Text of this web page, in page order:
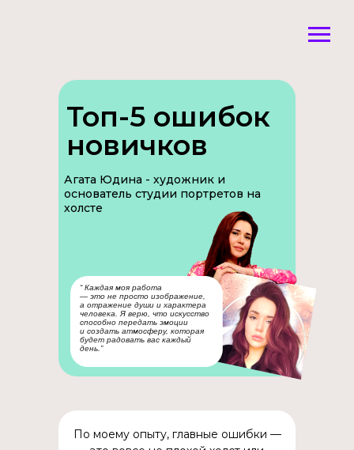
Назад
Топ-5 ошибок
новичков
Агата Юдина - художник и
основатель студии портретов на
холсте
“ Каждая моя работа
— это не просто изображение,
а отражение души и характера
человека. Я верю, что искусство
способно передать эмоции
и создать атмосферу, которая
будет радовать вас каждый
день.”
По моему опыту, главные ошибки —